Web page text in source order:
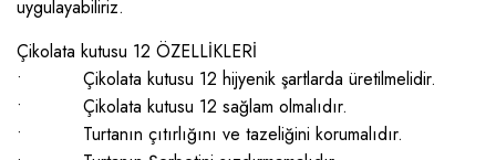
uygulayabiliriz.
Çikolata kutusu 12 ÖZELLİKLERİ
• Çikolata kutusu 12 hijyenik şartlarda üretilmelidir.
• Çikolata kutusu 12 sağlam olmalıdır.
• Turtanın çıtırlığını ve tazeliğini korumalıdır.